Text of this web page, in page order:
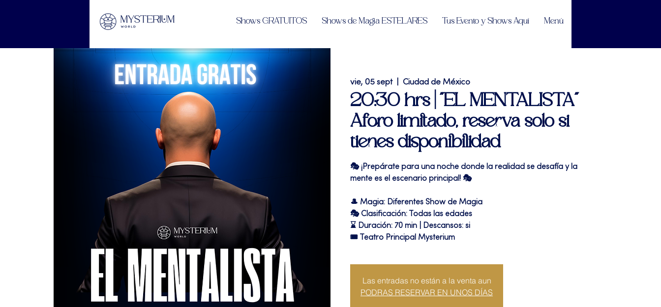
Shows GRATUITOS Shows de Magia ESTELARES Tus Evento y Shows Aquí Menú
vie, 05 sept
  |
Ciudad de México
20:30 hrs | "EL MENTALISTA"
Aforo limitado, reserva solo si
tienes disponibilidad
🎭 ¡Prepárate para una noche donde la realidad se desafía y la
mente es el escenario principal! 🎭
🎩 Magia: Diferentes Show de Magia
🎭 Clasificación: Todas las edades
⌛ Duración: 70 min | Descansos: si
🎟 Teatro Principal Mysterium
Las entradas no están a la venta aun
PODRAS RESERVAR EN UNOS DÍAS